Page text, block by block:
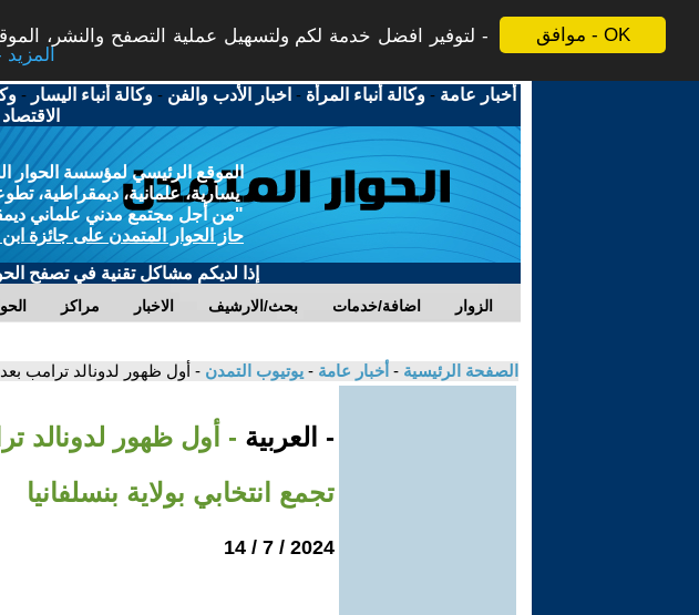
موافق - OK
لتوفير افضل خدمة لكم ولتسهيل عملية التصفح والنشر،
More info - المزيد
أخبار عامة -وكالة أنباء المرأة - اخبار الأدب والفن -وكالة أنباء اليسار -
الاقتصاد
الموقع الرئيسي لمؤسسة الحوار
يسارية، علمانية، ديمقراطية،
"من أجل مجتمع مدني علماني
حاز الحوار المتمدن على جائزة
إذا لديكم مشاكل تقنية في تصفح
مراكز الاخبار بحث/الارشيف اضافة/خدمات الزوار
الصفحة الرئيسية - أخبار عامة - يوتيوب التمدن - أول ظهور لدونالد ترامب بعد
- العربية - أول ظهور لدونالد
تجمع انتخابي بولاية بنسلفانيا
2024 / 7 / 14